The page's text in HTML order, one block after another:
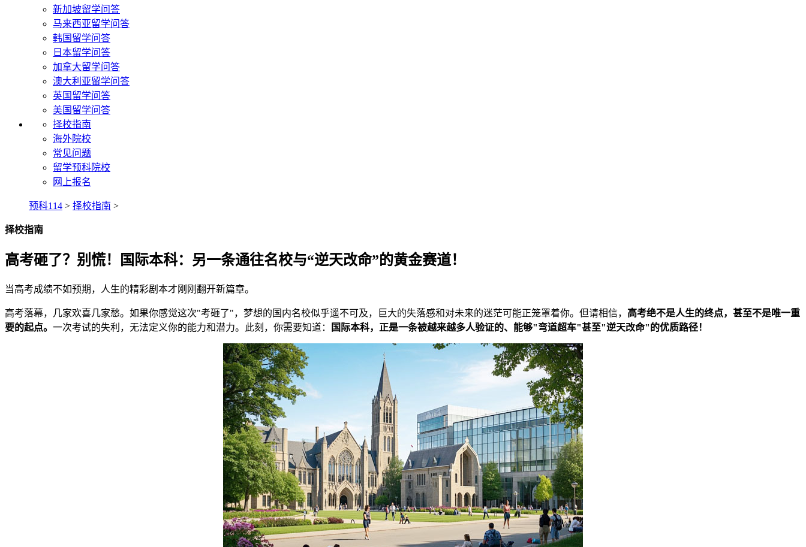
新加坡留学问答
马来西亚留学问答
韩国留学问答
日本留学问答
加拿大留学问答
澳大利亚留学问答
英国留学问答
美国留学问答
择校指南
海外院校
常见问题
留学预科院校
网上报名
预科114 > 择校指南 >
择校指南
高考砸了？别慌！国际本科：另一条通往名校与“逆天改命”的黄金赛道！
当高考成绩不如预期，人生的精彩剧本才刚刚翻开新篇章。
高考落幕，几家欢喜几家愁。如果你感觉这次"考砸了"，梦想的国内名校似乎遥不可及，巨大的失落感和对未来的迷茫可能正笼罩着你。但请相信， 高考绝不是人生的终点，甚至不是唯一重
要的起点。 一次考试的失利，无法定义你的能力和潜力。此刻，你需要知道： 国际本科，正是一条被越来越多人验证的、能够"弯道超车"甚至"逆天改命"的优质路径！